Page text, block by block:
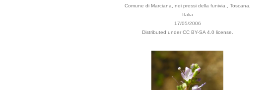
Comune di Marciana, nei pressi della funivia., Toscana,
Italia
17/05/2006
Distributed under CC BY-SA 4.0 license.